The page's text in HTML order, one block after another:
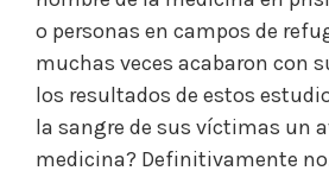
o personas en campos de
muchas veces acabaron con
los resultados de estos
la sangre de sus víctimas un
medicina? Definitivamente